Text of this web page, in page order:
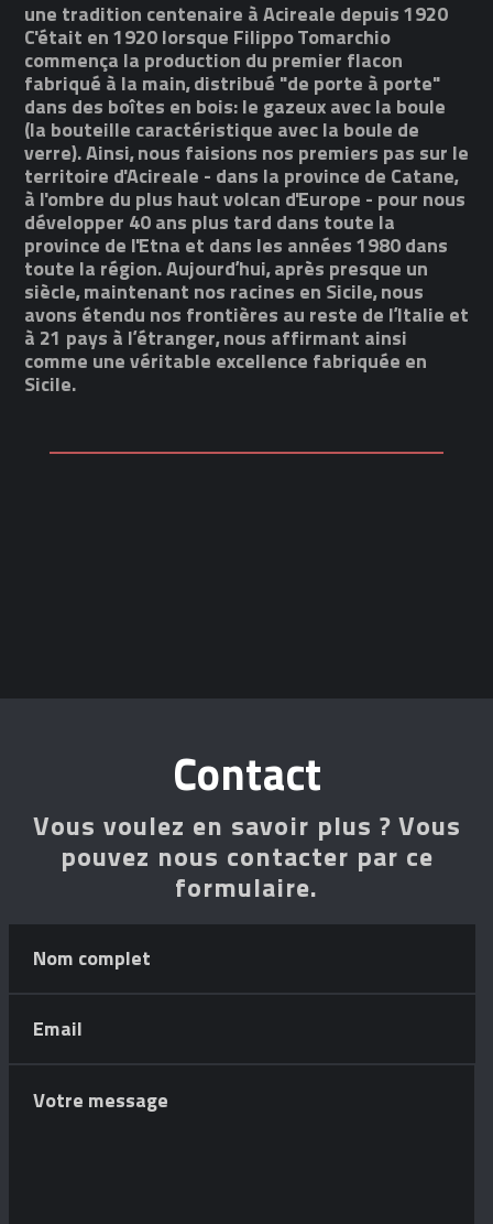
une tradition centenaire à Acireale depuis 1920
C'était en 1920 lorsque Filippo Tomarchio
commença la production du premier flacon
fabriqué à la main, distribué "de porte à porte"
dans des boîtes en bois: le gazeux avec la boule
(la bouteille caractéristique avec la boule de
verre). Ainsi, nous faisions nos premiers pas sur le
territoire d'Acireale - dans la province de Catane,
à l'ombre du plus haut volcan d'Europe - pour nous
développer 40 ans plus tard dans toute la
province de l'Etna et dans les années 1980 dans
toute la région. Aujourd’hui, après presque un
siècle, maintenant nos racines en Sicile, nous
avons étendu nos frontières au reste de l’Italie et
à 21 pays à l’étranger, nous affirmant ainsi
comme une véritable excellence fabriquée en
Sicile.
Contact
Vous voulez en savoir plus ? Vous
pouvez nous contacter par ce
formulaire.